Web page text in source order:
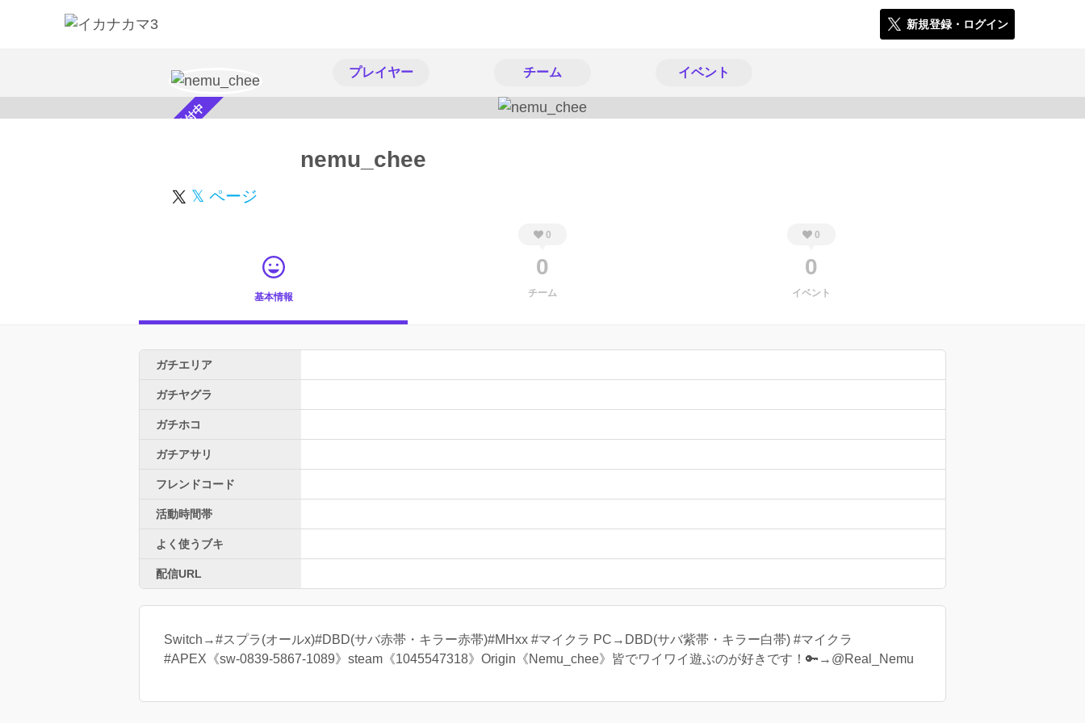
新規登録・ログイン
プレイヤー チーム イベント
スカウト受付中 nemu_chee
𝕏 ページ
基本情報
0
0
チーム
0
0
イベント
ガチエリア
ガチヤグラ
ガチホコ
ガチアサリ
フレンドコード
活動時間帯
よく使うブキ
配信URL
Switch→#スプラ(オールx)#DBD(サバ赤帯・キラー赤帯)#MHxx #マイクラ PC→DBD(サバ紫帯・キラー白帯) #マイクラ
#APEX《sw-0839-5867-1089》steam《1045547318》Origin《Nemu_chee》皆でワイワイ遊ぶのが好きです！🔑→@Real_Nemu